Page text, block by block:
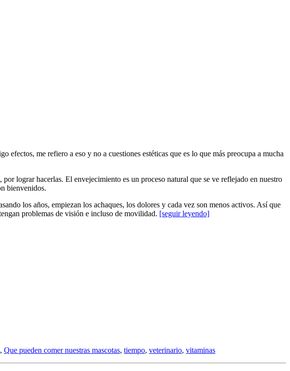
efectos, me refiero a eso y no a cuestiones estéticas que es lo que más preocupa a mucha
lograr hacerlas. El envejecimiento es un proceso natural que se ve reflejado en nuestro
bienvenidos.
los años, empiezan los achaques, los dolores y cada vez son menos activos. Así que
problemas de visión e incluso de movilidad. [seguir leyendo]
, Que pueden comer nuestras mascotas, tiempo, veterinario, vitaminas